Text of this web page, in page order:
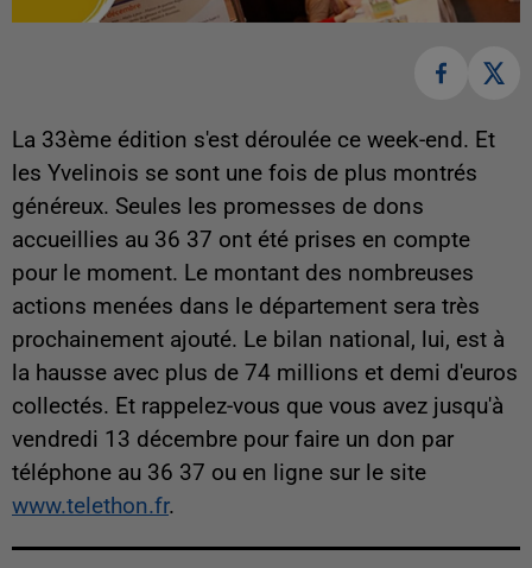
La 33ème édition s'est déroulée ce week-end. Et
les Yvelinois se sont une fois de plus montrés
généreux. Seules les promesses de dons
accueillies au 36 37 ont été prises en compte
pour le moment. Le montant des nombreuses
actions menées dans le département sera très
prochainement ajouté. Le bilan national, lui, est à
la hausse avec plus de 74 millions et demi d'euros
collectés. Et rappelez-vous que vous avez jusqu'à
vendredi 13 décembre pour faire un don par
téléphone au 36 37 ou en ligne sur le site
www.telethon.fr.